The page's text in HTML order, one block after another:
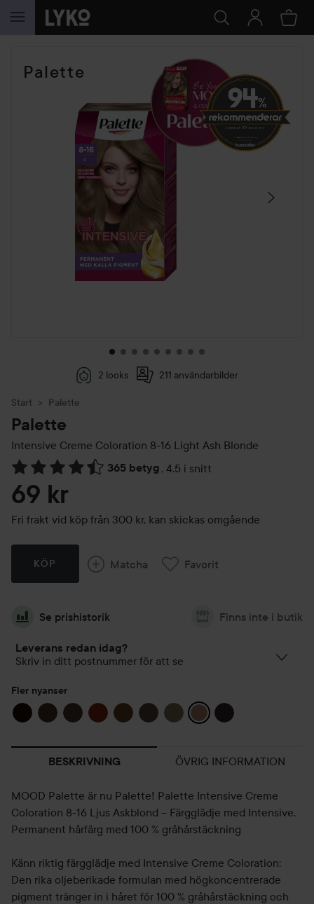
HOPPA TILL INNEHÅLLET
Palette
HOPPA ÖVER SEKTIONEN
2 looks 211 användarbilder
Start Palette
Palette
Intensive Creme Coloration 8-16 Light Ash Blonde
365 betyg , 4.5 i snitt
Hoppa till Betyg & kommentarer
69 kr
Fri frakt vid köp från 300 kr, kan skickas omgående
KÖP Matcha Favorit
Se prishistorik Finns inte i butik
Leverans redan idag?
Skriv in ditt postnummer för att se
Fler nyanser
BESKRIVNING ÖVRIG INFORMATION
MOOD Palette är nu Palette! Palette Intensive Creme
Coloration 8-16 Ljus Askblond – Färgglädje med Intensive.
Permanent hårfärg med 100 % gråhårstäckning
Känn riktig färgglädje med Intensive Creme Coloration:
Den rika oljeberikade formulan med högkoncentrerade
pigment tränger in i håret för 100 % gråhårstäckning och